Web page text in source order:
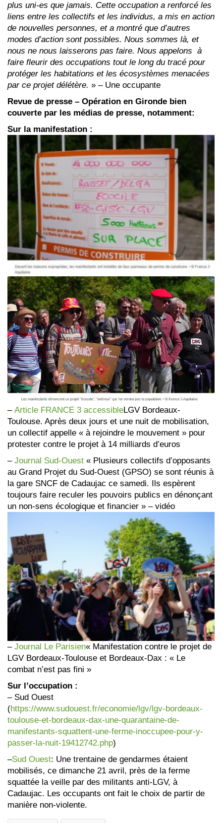
plus uni-es que jamais. Cette occupation a renforcé les
liens entre les collectifs et les individus, a mis en action
de nouvelles personnes, et a montré que d’autres
modes d’action sont possibles. Nous sommes là, et
nous ne nous laisserons pas faire. Nous appelons à
faire fleurir des occupations tout le long du tracé pour
protéger les habitations et les écosystèmes menacées
par ce projet délétère. » – Une occupante
Revue de presse – Opération en Gironde bien
couverte par les médias de presse, notamment:
Sur la manifestation :
–Article FRANCE 3 accessibleLGV Bordeaux-
Toulouse. Après deux jours et une nuit de mobilisation,
un collectif appelle « à rejoindre le mouvement » pour
protester contre le projet à 14 milliards d’euros
– Journal Sud-Ouest « Plusieurs collectifs d’opposants
au Grand Projet du Sud-Ouest (GPSO) se sont réunis à
la gare SNCF de Cadaujac ce samedi. Ils espèrent
toujours faire reculer les pouvoirs publics en dénonçant
un non-sens écologique et financier » – vidéo
– Journal Le Parisien« Manifestation contre le projet de
LGV Bordeaux-Toulouse et Bordeaux-Dax : « Le
combat n’est pas fini »
Sur l’occupation :
– Sud Ouest
(https://www.sudouest.fr/economie/lgv/lgv-bordeaux-
toulouse-et-bordeaux-dax-une-quarantaine-de-
manifestants-squattent-une-ferme-inoccupee-pour-y-
passer-la-nuit-19412742.php)
–Sud Ouest: Une trentaine de gendarmes étaient
mobilisés, ce dimanche 21 avril, près de la ferme
squattée la veille par des militants anti-LGV, à
Cadaujac. Les occupants ont fait le choix de partir de
manière non-violente.